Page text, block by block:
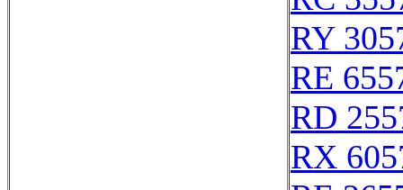
RY
RE
RD
RX